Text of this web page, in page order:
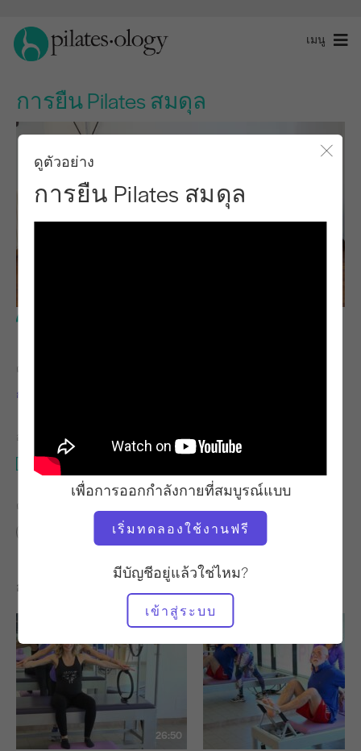
เมนู
การยืน Pilates สมดุล
ดูตัวอย่าง
การยืน Pilates สมดุล
เพื่อการออกกำลังกายที่สมบูรณ์แบบ
เริ่มทดลองใช้งานฟรี
มีบัญชีอยู่แล้วใช่ไหม?
เข้าสู่ระบบ
ครู
กลอเรีย กัสเปรี
อุปกรณ์ที่ต้องใช้
การยืน Pilates & กำแพง
ค้นหาชั้นเรียนที่คล้ายคลึงกันสำหรับ
30 - 40 นาที การยืน Pilates & กำแพง
การออกกำลังกายอื่น ๆ ที่คุณอาจชอบ
26:50